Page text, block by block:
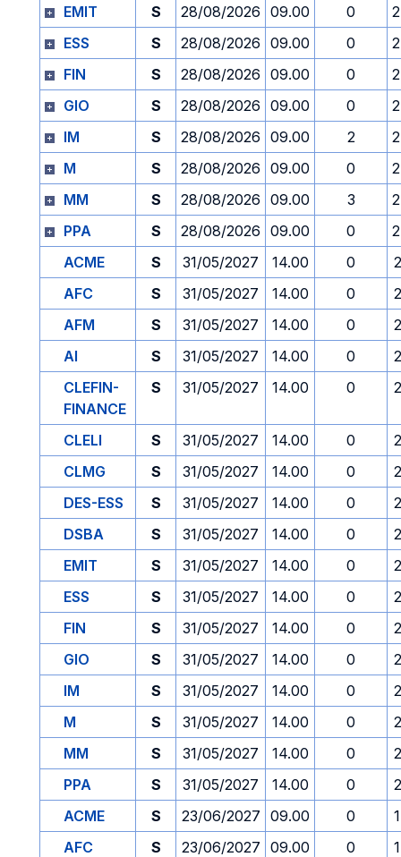
EMIT
S 28/08/2026 09.00 0
ESS
S 28/08/2026 09.00 0
FIN
S 28/08/2026 09.00 0
GIO
S 28/08/2026 09.00 0
IM
S 28/08/2026 09.00 2
M
S 28/08/2026 09.00 0
MM
S 28/08/2026 09.00 3
PPA
S 28/08/2026 09.00 0
ACME
S 31/05/2027 14.00 0
AFC
S 31/05/2027 14.00 0
AFM
S 31/05/2027 14.00 0
AI
S 31/05/2027 14.00 0
CLEFIN-
FINANCE
S 31/05/2027 14.00 0
CLELI S 31/05/2027 14.00 0
CLMG
S 31/05/2027 14.00 0
DES-ESS
S 31/05/2027 14.00 0
DSBA
S 31/05/2027 14.00 0
EMIT
S 31/05/2027 14.00 0
ESS
S 31/05/2027 14.00 0
FIN
S 31/05/2027 14.00 0
GIO
S 31/05/2027 14.00 0
IM
S 31/05/2027 14.00 0
M
S 31/05/2027 14.00 0
MM
S 31/05/2027 14.00 0
PPA
S 31/05/2027 14.00 0
ACME
S 23/06/2027 09.00 0
AFC
S 23/06/2027 09.00 0